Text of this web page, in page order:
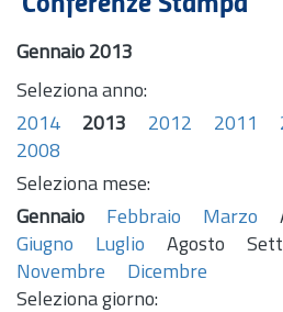
Gennaio 2013
Seleziona anno:
2014
2013 2012 2011
2008
Seleziona mese:
Gennaio
Febbraio Marzo
Giugno
Luglio Agosto
Novembre
Dicembre
Seleziona giorno: